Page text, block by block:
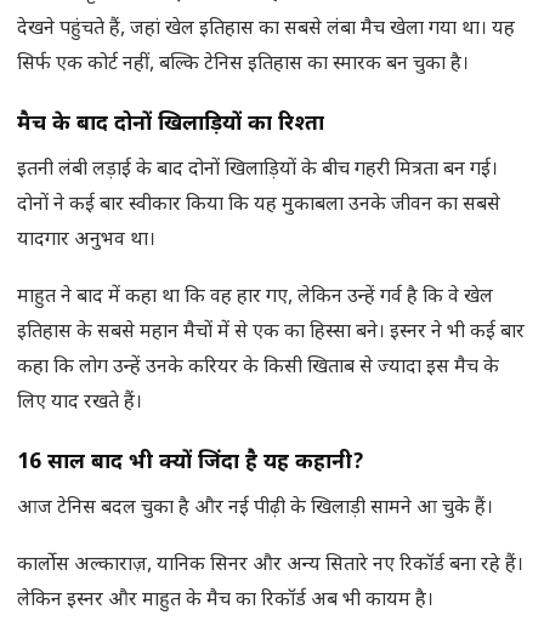
देखने पहुंचते हैं, जहां खेल इतिहास का सबसे लंबा मैच खेला गया था। यह
सिर्फ एक कोर्ट नहीं, बल्कि टेनिस इतिहास का स्मारक बन चुका है।
मैच के बाद दोनों खिलाड़ियों का रिश्ता
इतनी लंबी लड़ाई के बाद दोनों खिलाड़ियों के बीच गहरी मित्रता बन गई।
दोनों ने कई बार स्वीकार किया कि यह मुकाबला उनके जीवन का सबसे
यादगार अनुभव था।
माहुत ने बाद में कहा था कि वह हार गए, लेकिन उन्हें गर्व है कि वे खेल
इतिहास के सबसे महान मैचों में से एक का हिस्सा बने। इस्नर ने भी कई बार
कहा कि लोग उन्हें उनके करियर के किसी खिताब से ज्यादा इस मैच के
लिए याद रखते हैं।
16 साल बाद भी क्यों जिंदा है यह कहानी?
आज टेनिस बदल चुका है और नई पीढ़ी के खिलाड़ी सामने आ चुके हैं।
कार्लोस अल्काराज़, यानिक सिनर और अन्य सितारे नए रिकॉर्ड बना रहे हैं।
लेकिन इस्नर और माहुत के मैच का रिकॉर्ड अब भी कायम है।